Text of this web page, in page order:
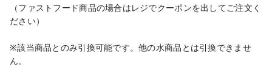
（ファストフード商品の場合はレジでクーポンを出してご注文く
ださい）
※該当商品とのみ引換可能です。他の水商品とは引換できませ
ん。